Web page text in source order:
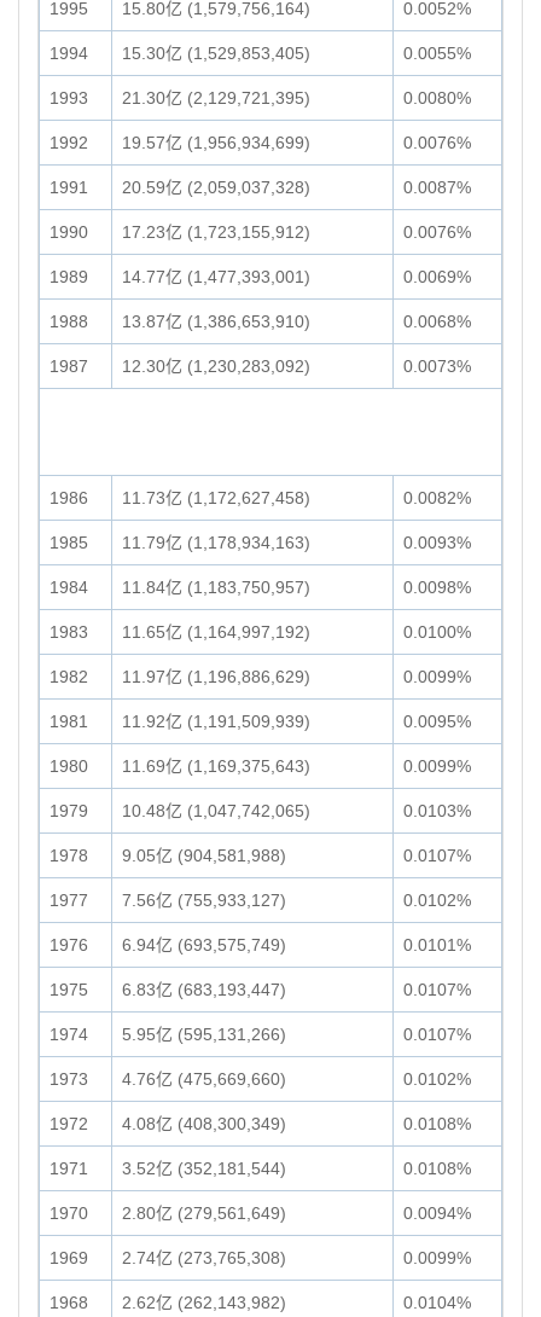
1995 15.80亿 (1,579,756,164) 0.0052%
1994 15.30亿 (1,529,853,405) 0.0055%
1993 21.30亿 (2,129,721,395) 0.0080%
1992 19.57亿 (1,956,934,699) 0.0076%
1991 20.59亿 (2,059,037,328) 0.0087%
1990 17.23亿 (1,723,155,912) 0.0076%
1989 14.77亿 (1,477,393,001) 0.0069%
1988 13.87亿 (1,386,653,910) 0.0068%
1987 12.30亿 (1,230,283,092) 0.0073%
1986 11.73亿 (1,172,627,458) 0.0082%
1985 11.79亿 (1,178,934,163) 0.0093%
1984 11.84亿 (1,183,750,957) 0.0098%
1983 11.65亿 (1,164,997,192) 0.0100%
1982 11.97亿 (1,196,886,629) 0.0099%
1981 11.92亿 (1,191,509,939) 0.0095%
1980 11.69亿 (1,169,375,643) 0.0099%
1979 10.48亿 (1,047,742,065) 0.0103%
1978 9.05亿 (904,581,988) 0.0107%
1977 7.56亿 (755,933,127) 0.0102%
1976 6.94亿 (693,575,749) 0.0101%
1975 6.83亿 (683,193,447) 0.0107%
1974 5.95亿 (595,131,266) 0.0107%
1973 4.76亿 (475,669,660) 0.0102%
1972 4.08亿 (408,300,349) 0.0108%
1971 3.52亿 (352,181,544) 0.0108%
1970 2.80亿 (279,561,649) 0.0094%
1969 2.74亿 (273,765,308) 0.0099%
1968 2.62亿 (262,143,982) 0.0104%